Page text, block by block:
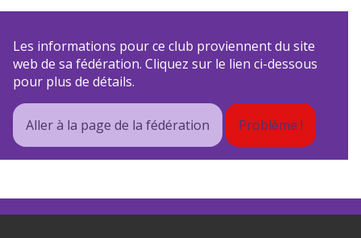
Les informations pour ce club proviennent du site
web de sa fédération. Cliquez sur le lien ci-dessous
pour plus de détails.
Aller à la page de la fédération Problème !